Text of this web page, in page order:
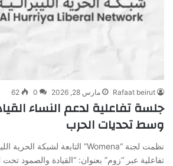
Rafaat beirut مارس 28, 2026 0
62
جلسة تفاعلية لدعم النساء
وسط تحديات الحرب
تفاعلية عبر “زوم” بعنوان: “القيادة والصمود